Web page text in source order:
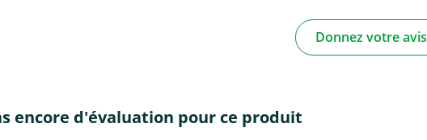
Donnez votre avis
encore d'évaluation pour ce produit